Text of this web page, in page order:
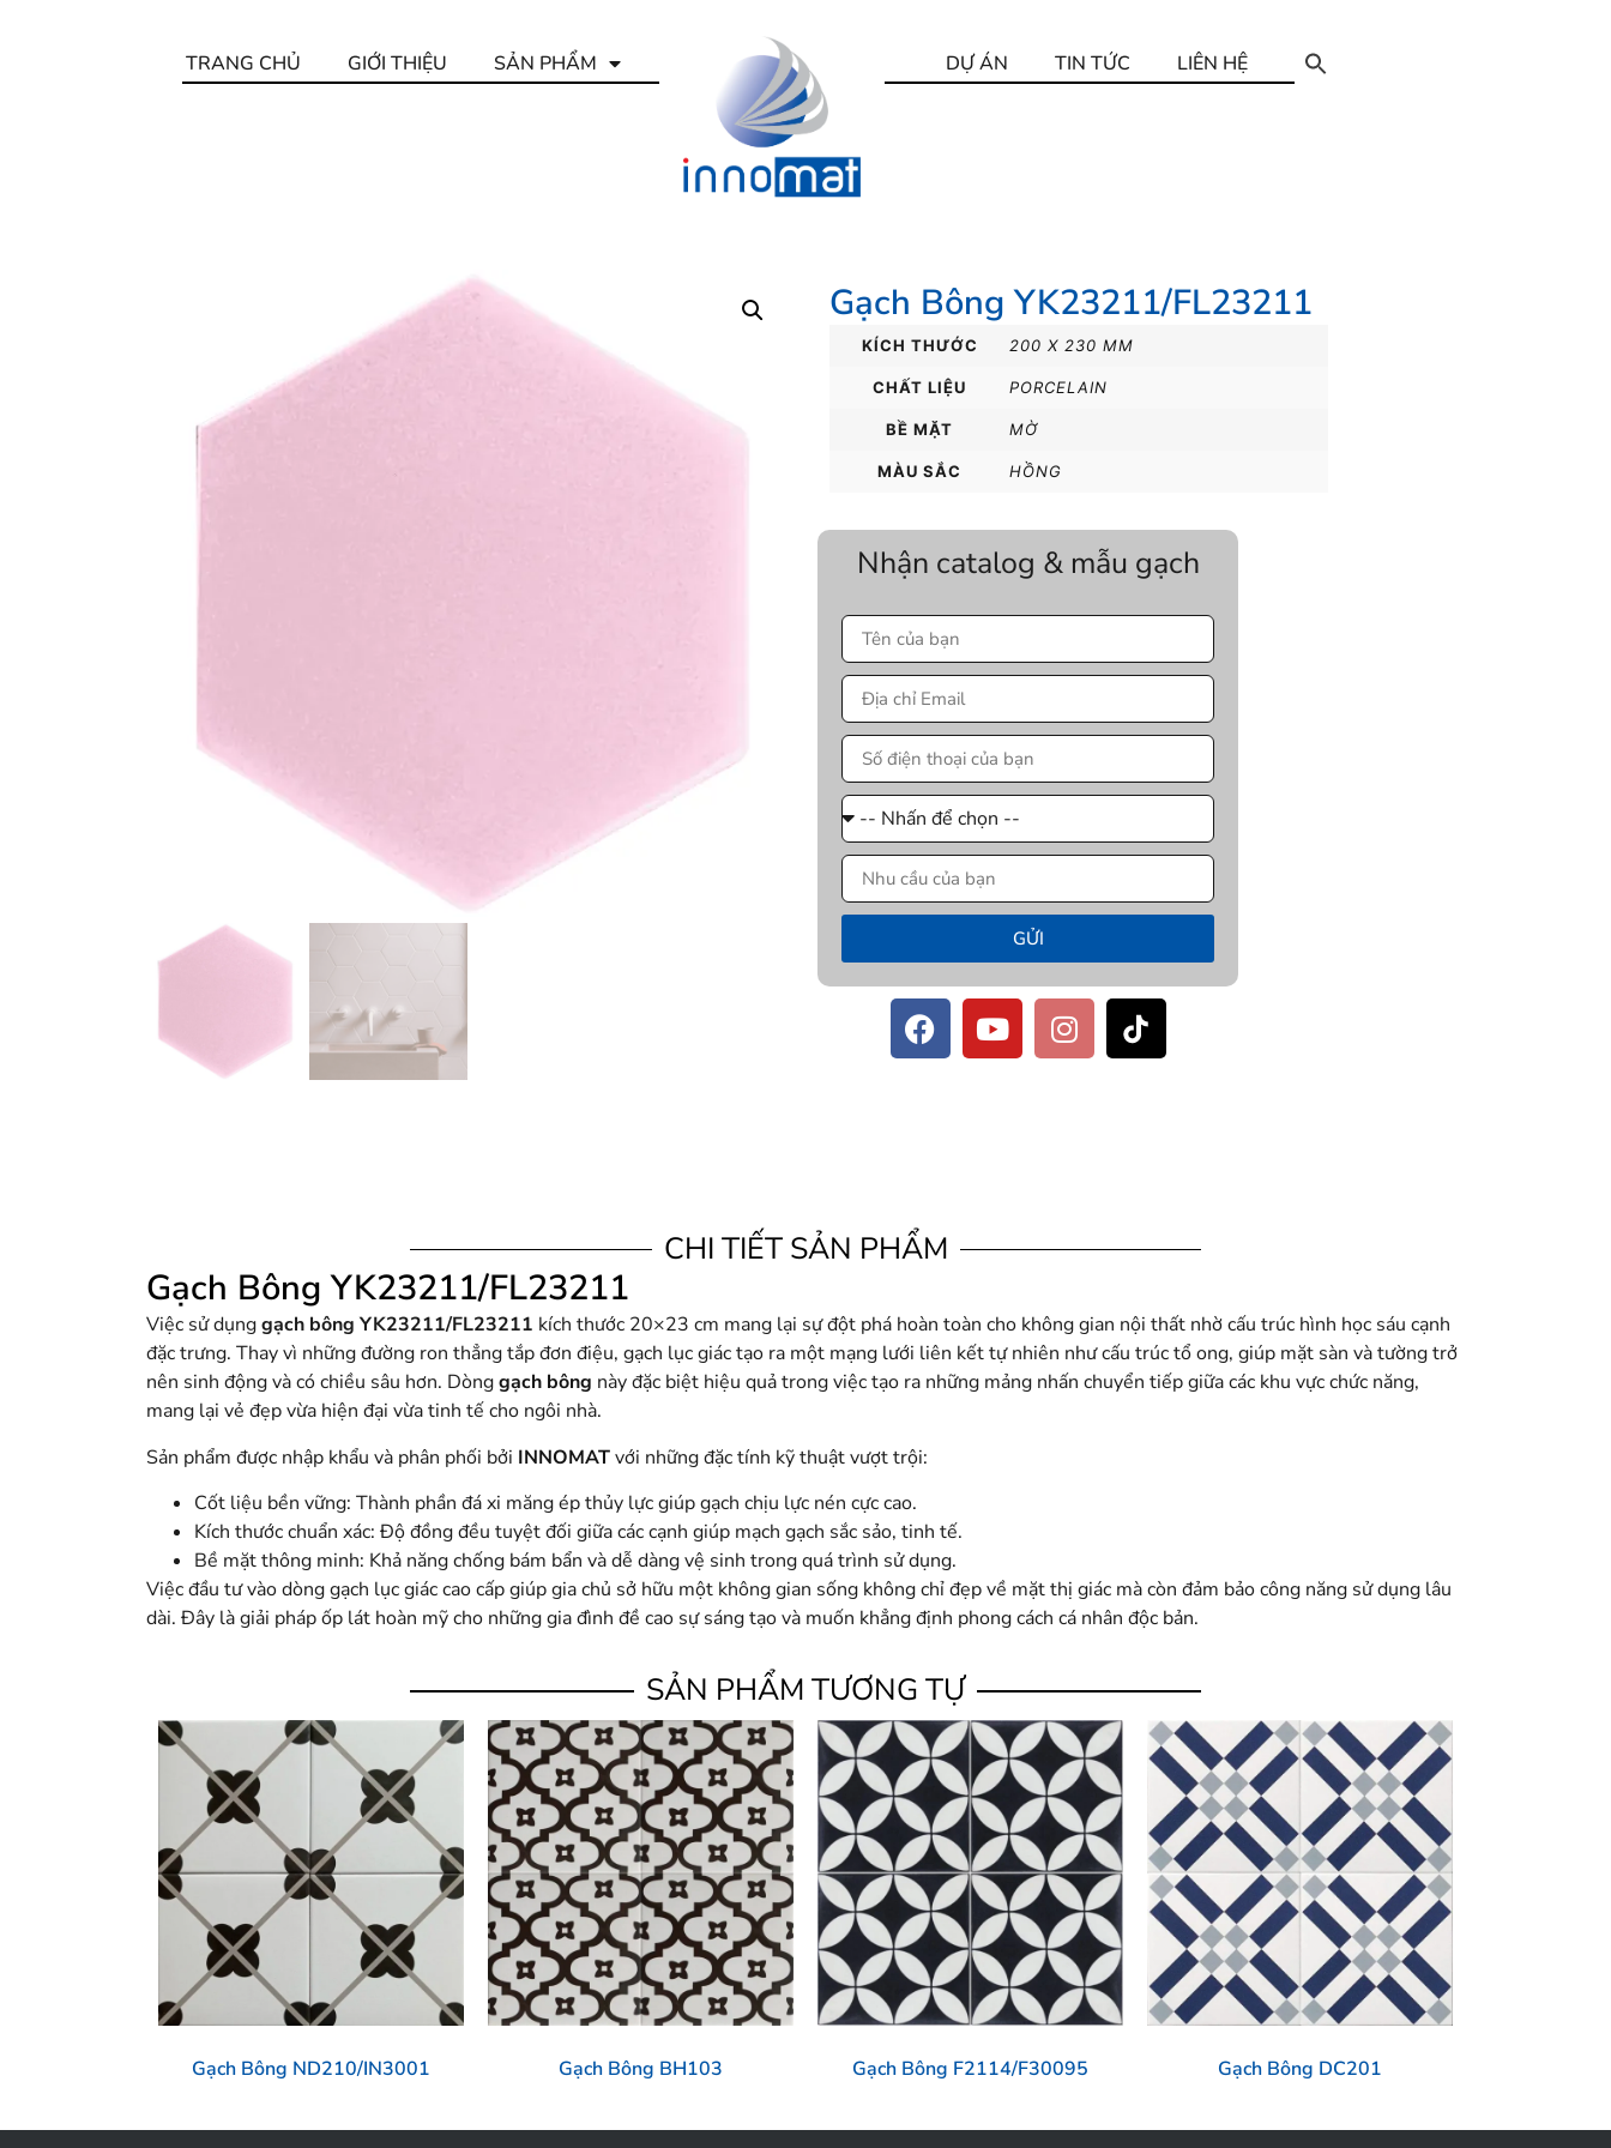
TRANG CHỦ GIỚI THIỆU SẢN PHẨM DỰ ÁN TIN TỨC LIÊN HỆ
Gạch Bông YK23211/FL23211
KÍCH THƯỚC 200 X 230 MM
CHẤT LIỆU PORCELAIN
BỀ MẶT MỜ
MÀU SẮC HỒNG
Nhận catalog & mẫu gạch
GỬI
CHI TIẾT SẢN PHẨM
Gạch Bông YK23211/FL23211
Việc sử dụnggạch bông YK23211/FL23211 kích thước 20×23 cm mang lại sự đột phá hoàn toàn cho không gian nội thất nhờ cấu trúc hình học sáu cạnh
đặc trưng. Thay vì những đường ron thẳng tắp đơn điệu, gạch lục giác tạo ra một mạng lưới liên kết tự nhiên như cấu trúc tổ ong, giúp mặt sàn và tường trở
nên sinh động và có chiều sâu hơn. Dònggạch bông này đặc biệt hiệu quả trong việc tạo ra những mảng nhấn chuyển tiếp giữa các khu vực chức năng,
mang lại vẻ đẹp vừa hiện đại vừa tinh tế cho ngôi nhà.
Sản phẩm được nhập khẩu và phân phối bởi INNOMATvới những đặc tính kỹ thuật vượt trội:
Cốt liệu bền vững: Thành phần đá xi măng ép thủy lực giúp gạch chịu lực nén cực cao.
Kích thước chuẩn xác: Độ đồng đều tuyệt đối giữa các cạnh giúp mạch gạch sắc sảo, tinh tế.
Bề mặt thông minh: Khả năng chống bám bẩn và dễ dàng vệ sinh trong quá trình sử dụng.
Việc đầu tư vào dòng gạch lục giác cao cấp giúp gia chủ sở hữu một không gian sống không chỉ đẹp về mặt thị giác mà còn đảm bảo công năng sử dụng lâu
dài. Đây là giải pháp ốp lát hoàn mỹ cho những gia đình đề cao sự sáng tạo và muốn khẳng định phong cách cá nhân độc bản.
SẢN PHẨM TƯƠNG TỰ
Gạch Bông ND210/IN3001 Gạch Bông BH103 Gạch Bông F2114/F30095 Gạch Bông DC201